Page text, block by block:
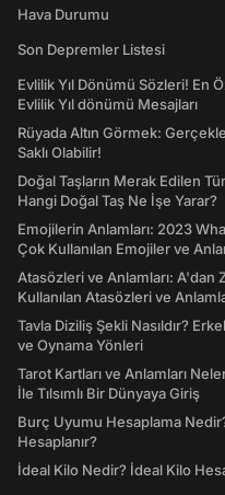
Hava Durumu
Son Depremler Listesi
Evlilik Yıl Dönümü Sözleri! En
Evlilik Yıl dönümü Mesajları
Rüyada Altın Görmek:
Saklı Olabilir!
Doğal Taşların Merak Edilen
Hangi Doğal Taş Ne İşe Yarar?
Emojilerin Anlamları: 2023
Çok Kullanılan Emojiler ve
Atasözleri ve Anlamları: A'dan
Kullanılan Atasözleri ve
Tavla Diziliş Şekli Nasıldır?
ve Oynama Yönleri
Tarot Kartları ve Anlamları
İle Tılsımlı Bir Dünyaya Giriş
Burç Uyumu Hesaplama
Hesaplanır?
İdeal Kilo Nedir? İdeal Kilo